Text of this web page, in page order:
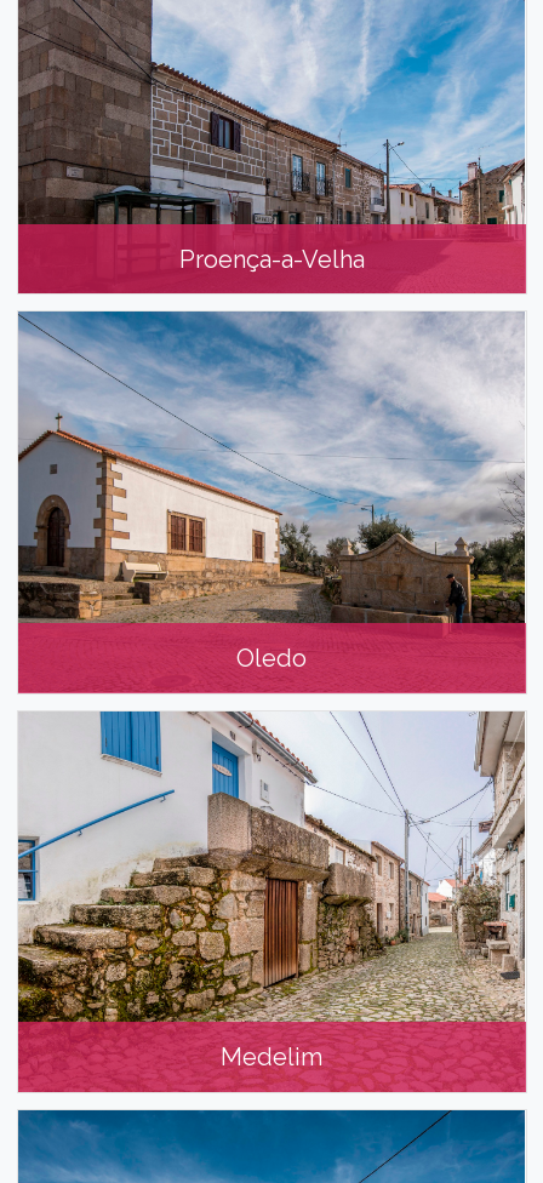
Proença-a-Velha
Proença-a-Velha
Oledo
Oledo
Medelim